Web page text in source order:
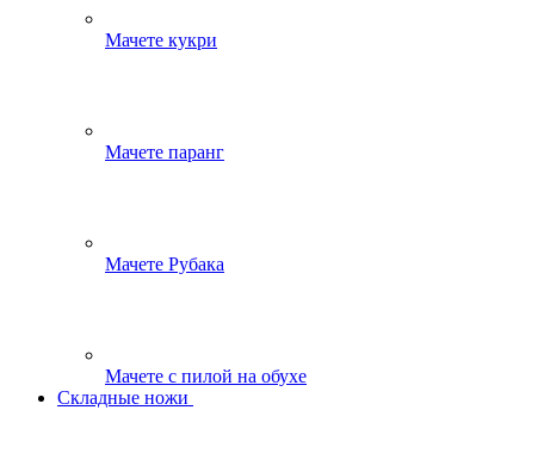
Мачете кукри
Мачете паранг
Мачете Рубака
Мачете с пилой на обухе
Складные ножи